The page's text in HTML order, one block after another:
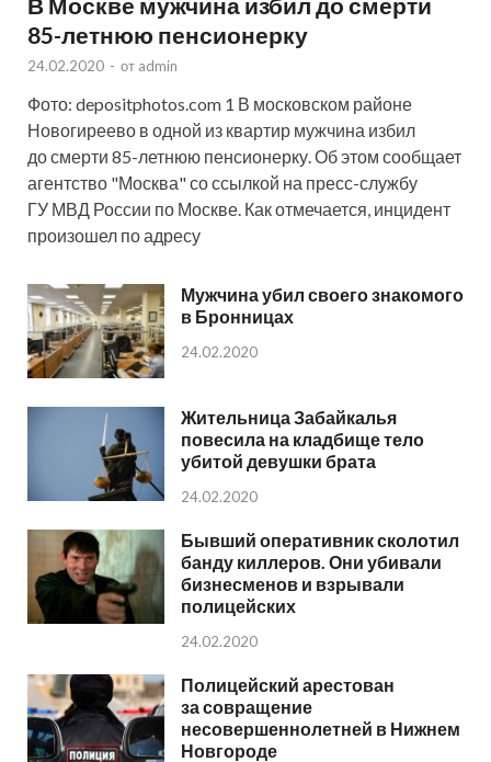
85-летнюю пенсионерку
24.02.2020 - от admin
Фото: depositphotos.com 1 В московском районе
Новогиреево в одной из квартир мужчина избил
до смерти 85-летнюю пенсионерку. Об этом сообщает
агентство "Москва" со ссылкой на пресс-службу
ГУ МВД России по Москве. Как отмечается, инцидент
произошел по адресу
Мужчина убил своего знакомого
в Бронницах
24.02.2020
Жительница Забайкалья
повесила на кладбище тело
убитой девушки брата
24.02.2020
Бывший оперативник сколотил
банду киллеров. Они убивали
бизнесменов и взрывали
полицейских
24.02.2020
Полицейский арестован
за совращение
несовершеннолетней в Нижнем
Новгороде